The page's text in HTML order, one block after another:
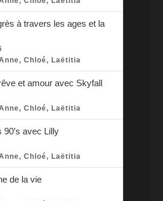
à travers les ages et la
Chloé, Laëtitia
et amour avec Skyfall
Chloé, Laëtitia
90’s avec Lilly
Chloé, Laëtitia
de la vie